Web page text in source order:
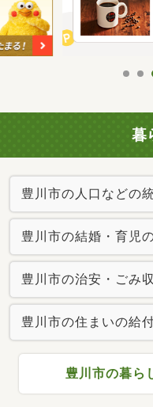
暮
豊川市の人口などの
豊川市の結婚・育児
豊川市の治安・ごみ
豊川市の住まいの給
豊川市の暮ら